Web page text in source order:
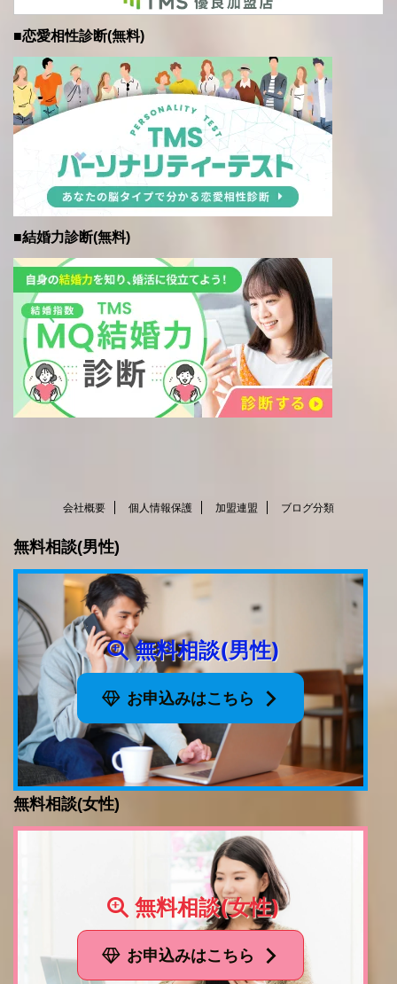
■恋愛相性診断(無料)
■結婚力診断(無料)
会社概要 個人情報保護 加盟連盟 ブログ分類
無料相談(男性)
無料相談(男性)
お申込みはこちら
無料相談(女性)
無料相談(女性)
お申込みはこちら